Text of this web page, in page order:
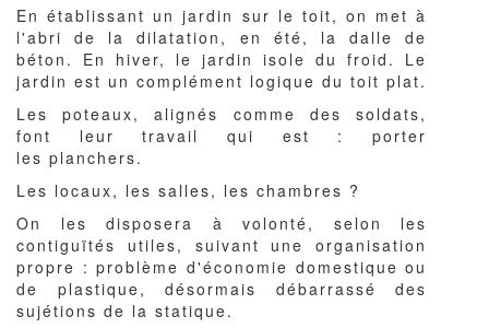
En établissant un jardin sur le toit, on met à
l'abri de la dilatation, en été, la dalle de
béton. En hiver, le jardin isole du froid. Le
jardin est un complément logique du toit plat.
Les poteaux, alignés comme des soldats,
font leur travail qui est : porter
les planchers.
Les locaux, les salles, les chambres ?
On les disposera à volonté, selon les
contiguïtés utiles, suivant une organisation
propre : problème d'économie domestique ou
de plastique, désormais débarrassé des
sujétions de la statique.